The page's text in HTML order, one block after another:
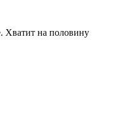
Хватит на половину